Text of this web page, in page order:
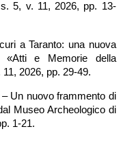
5, v. 11, 2026, pp. 13-
a Taranto: una nuova
«Atti e Memorie della
2026, pp. 29-49.
– Un nuovo frammento di
Museo Archeologico di
1-21.